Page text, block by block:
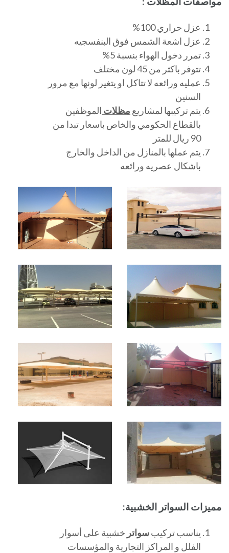
عزل حراري 100%
عزل اشعة الشمس فوق البنفسجيه
تمرر دخول الهواء بنسبة 5%
تتوفر باكثر من 45 لون مختلف
عمليه ورائعه لا تتاكل او يتغير لونها مع مرور
السنين
يتم تركيبها لمشاريع مظلات الموظفين
بالقطاع الحكومي والخاص باسعار تبدا من
90 ريال للمتر
يتم عملها بالمنازل من الداخل والخارج
باشكال عصريه ورائعه
مميزات السواتر الخشبية:
يناسب تركيبسواتر خشبية على أسوار
الفلل و المراكز التجارية والمؤسسات